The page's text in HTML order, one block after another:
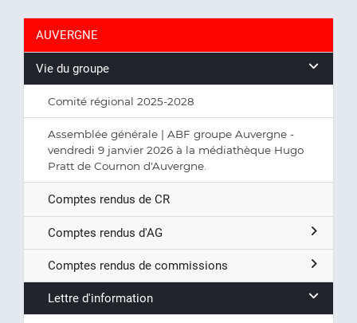
AUVERGNE
Vie du groupe
Comité régional 2025-2028
Assemblée générale | ABF groupe Auvergne -
vendredi 9 janvier 2026 à la médiathèque Hugo
Pratt de Cournon d'Auvergne.
Comptes rendus de CR
Comptes rendus d'AG
Comptes rendus de commissions
Lettre d'information